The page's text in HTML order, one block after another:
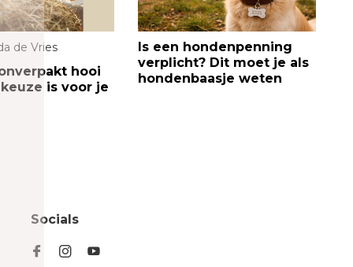
de Vries
hooi
is voor je
Is een hondenpenning
verplicht? Dit moet je als
hondenbaasje weten
Socials